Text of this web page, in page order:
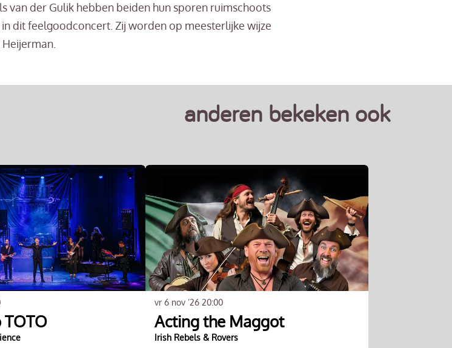
van der Gulik hebben beiden hun sporen ruimschoots
dit feelgoodconcert. Zij worden op meesterlijke wijze
anderen bekeken ook
TOTO Acting the Maggot
Irish Rebels & Rovers
vr 6 nov ’26 20:00